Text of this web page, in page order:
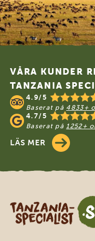
VÅRA KUNDER
TANZANIA
4.9/5
Baserat på 4833+
4.7/5
Baserat på1252+
LÄS MER
Tanzania Specialist